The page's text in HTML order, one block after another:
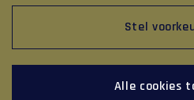
Stel
Alle cookies
ZZP-monteur vacatures